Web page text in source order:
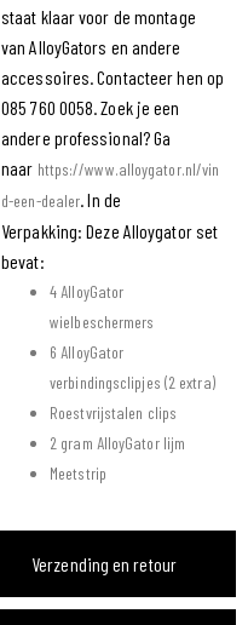
Verzending en retour
staat klaar voor de montage
van AlloyGators en andere
accessoires. Contacteer hen op
085 760 0058. Zoek je een
andere professional? Ga
naar https://www.alloygator.nl/vin
d-een-dealer.In de
Verpakking: Deze Alloygator set
bevat:
4 AlloyGator
wielbeschermers
6 AlloyGator
verbindingsclipjes (2 extra)
Roestvrijstalen clips
2 gram AlloyGator lijm
Meetstrip